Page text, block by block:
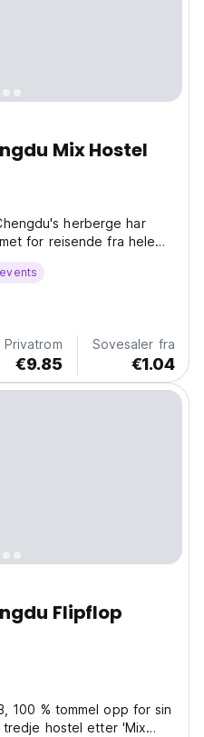
Mix Hostel
herberge har
for reisende fra hele
Privatrom
€9.85
Sovesaler fra
€1.04
Flipflop
100 % tommel opp for sin
hostel etter 'Mix